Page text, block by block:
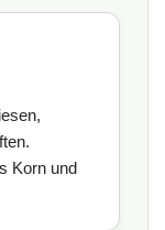
Korn und